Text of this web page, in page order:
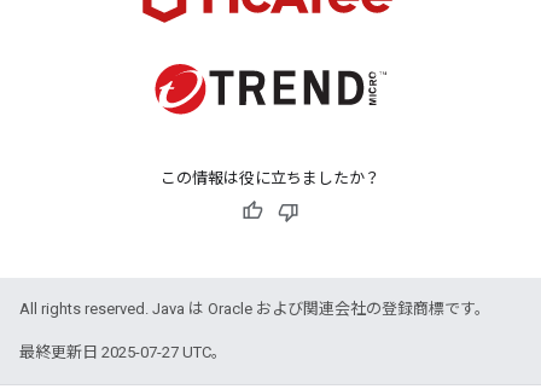
この情報は役に立ちましたか？
All rights reserved. Java は Oracle および関連会社の登録商標です。
最終更新日 2025-07-27 UTC。